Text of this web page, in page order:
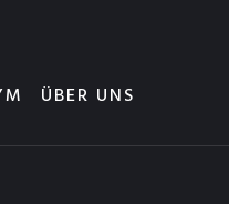
ÜBER UNS